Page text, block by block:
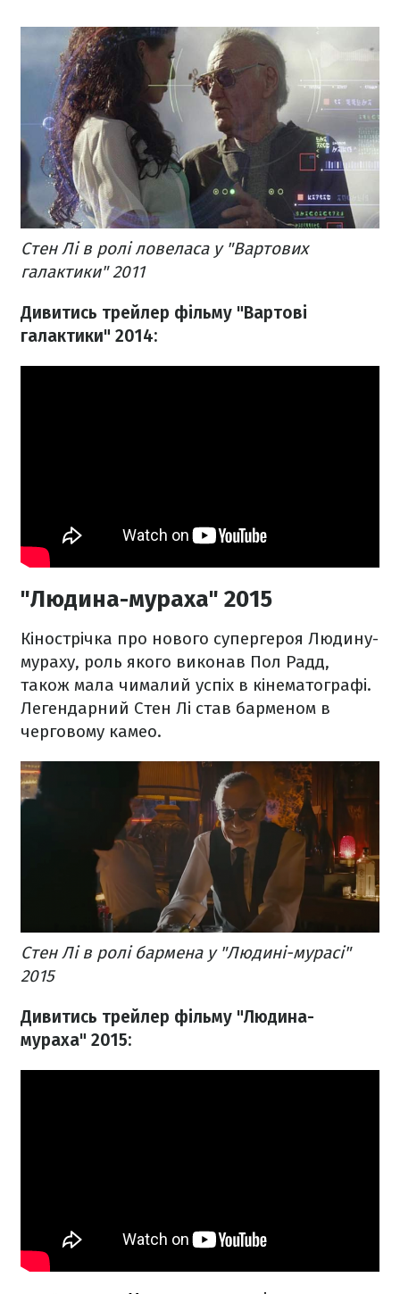
Стен Лі в ролі ловеласа у "Вартових
галактики" 2011
Дивитись трейлер фільму "Вартові
галактики" 2014:
"Людина-мураха" 2015
Кінострічка про нового супергероя Людину-
мураху, роль якого виконав Пол Радд,
також мала чималий успіх в кінематографі.
Легендарний Стен Лі став барменом в
черговому камео.
Стен Лі в ролі бармена у "Людині-мурасі"
2015
Дивитись трейлер фільму "Людина-
мураха" 2015: